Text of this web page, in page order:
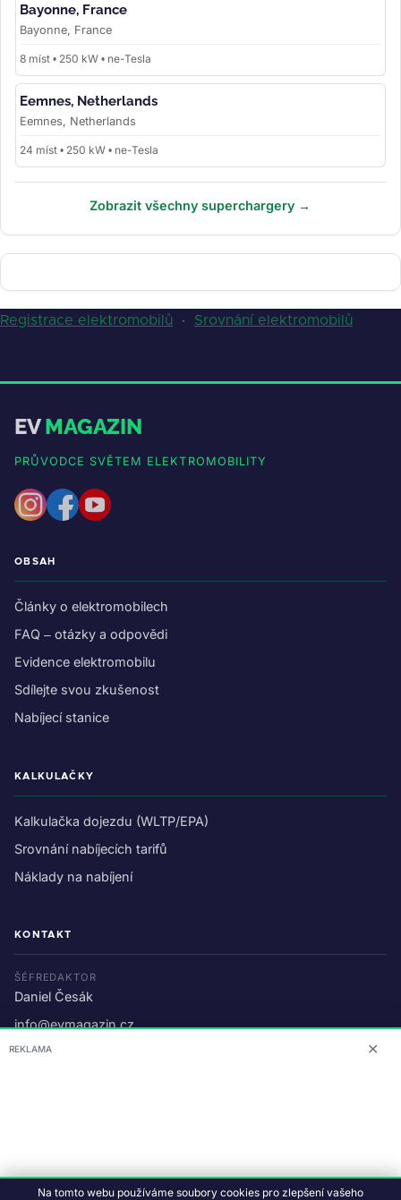
Bayonne, France
Bayonne, France
8 míst • 250 kW • ne-Tesla
Eemnes, Netherlands
Eemnes, Netherlands
24 míst • 250 kW • ne-Tesla
Zobrazit všechny superchargery →
Registrace elektromobilů · Srovnání elektromobilů
EVMAGAZIN
PRŮVODCE SVĚTEM ELEKTROMOBILITY
OBSAH
Články o elektromobilech
FAQ – otázky a odpovědi
Evidence elektromobilu
Sdílejte svou zkušenost
Nabíjecí stanice
KALKULAČKY
Kalkulačka dojezdu (WLTP/EPA)
Srovnání nabíjecích tarifů
Náklady na nabíjení
KONTAKT
ŠÉFREDAKTOR
Daniel Česák
info@evmagazin.cz
O nás
© 2026 EV Magazin.Podmínky a ochrana dat.
REKLAMA ✕
Na tomto webu používáme soubory cookies pro zlepšení vašeho